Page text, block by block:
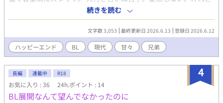
今の仕事は、自分に合っていて気に入っている。 そんな湊の母
が、この春再婚することになった。 相手は橋川ホテルグループの
会長で、三人の息子がいた。 まだ顔を合わせていない義兄たちの
存在に、湊は早くも頭を抱える。 清掃スタッフとして働いている
ことだけは、絶対に知られたくない。 「バレたら、辞めさせられ
るかも」 母に口止めした湊だったが、実は長男で社長の駿人（は
やと）とは、一度だけ会ったことがあって……？ 苦労人の社長義
兄 × クールな一人好き男子 母の再婚から始まる、じれったくて
優しい義兄弟BLシリーズ。 Kindleで配信中の「サクッと読める義
兄弟BL」から、二人の出会いを描いた書き下ろしSSです！
続きを読む
文字数 3,053 最終更新日 2026.6.13 登録日 2026.6.12
ハッピーエンド BL 現代 甘々 兄弟
4
長編 連載中 R18
お気に入り : 36 24h.ポイント : 14
BL展開なんて望んでなかったのに